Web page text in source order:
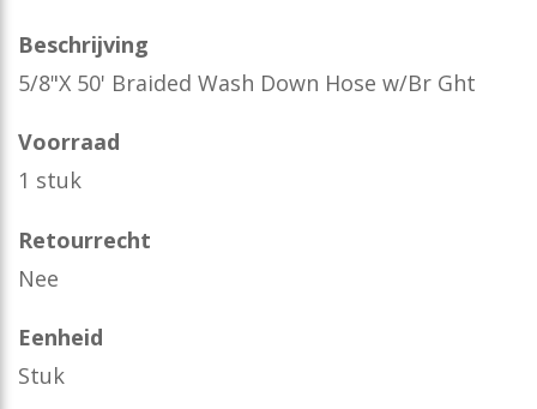
Beschrijving
5/8"X 50' Braided Wash Down Hose w/Br Ght
Voorraad
1 stuk
Retourrecht
Nee
Eenheid
Stuk